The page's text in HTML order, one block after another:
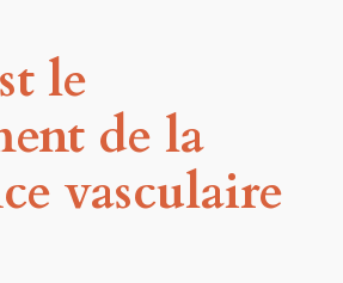
le
de la
vasculaire